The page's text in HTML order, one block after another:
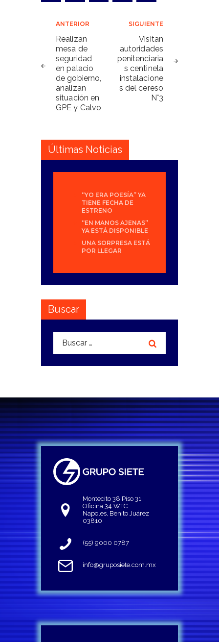
Navegación
de
entradas
ANTERIOR
Realizan
mesa de
seguridad
en palacio
de gobierno,
analizan
situación en
GPE y Calvo
SIGUIENTE
Visitan
autoridades
penitenciaria
s centinela
instalacione
s del cereso
N°3
Últimas Noticias
“YO ERA POESÍA” YA
TIENE FECHA DE
ESTRENO
“EN MANOS AJENAS”
YA ESTÁ DISPONIBLE
UNA SORPRESA ESTÁ
POR LLEGAR
Buscar
Buscar:
Montecito 38 Piso 31
Oficina 34 WTC
Napoles, Benito Juárez
03810
(55) 9000 0787
info@gruposiete.com.mx